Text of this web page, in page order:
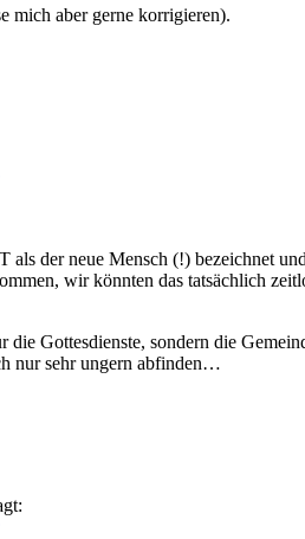
mich aber gerne korrigieren).
als der neue Mensch (!) bezeichnet
wir könnten das tatsächlich
die Gottesdienste, sondern die
nur sehr ungern abfinden…